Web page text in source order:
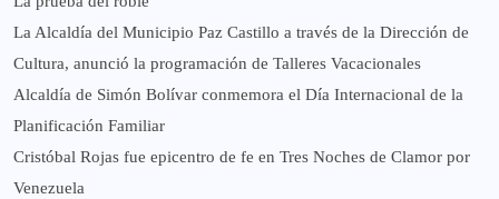
La Alcaldía del Municipio Paz Castillo a través de la Dirección de
Cultura, anunció la programación de Talleres Vacacionales
Alcaldía de Simón Bolívar conmemora el Día Internacional de la
Planificación Familiar
Cristóbal Rojas fue epicentro de fe en Tres Noches de Clamor por
Venezuela